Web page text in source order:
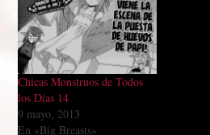
Chicas Monstruos de Todos
los Días 14
9 mayo, 2013
En «Big Breasts»